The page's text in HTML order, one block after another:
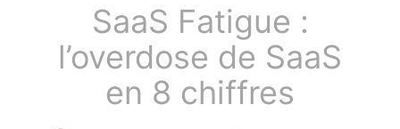
SaaS Fatigue :
l’overdose de SaaS
en 8 chiffres